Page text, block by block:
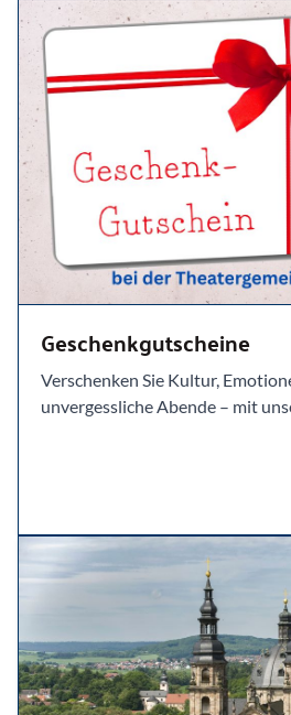
Geschenkgutscheine
Verschenken Sie Kultur,
unvergessliche Abende – mit